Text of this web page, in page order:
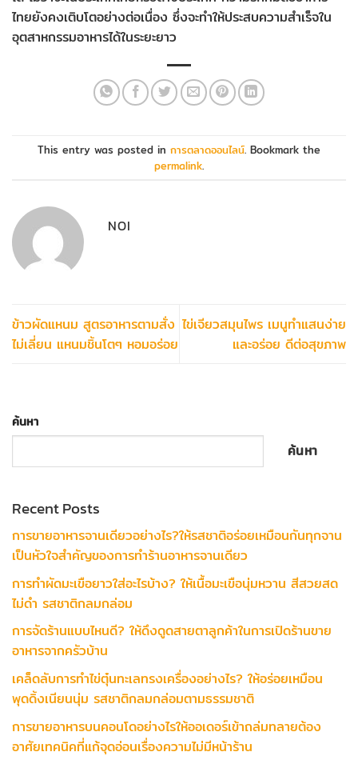
ไทยยังคงเติบโตอย่างต่อเนื่อง ซึ่งจะทำให้ประสบความสำเร็จใน
อุตสาหกรรมอาหารได้ในระยะยาว
This entry was posted in การตลาดออนไลน์. Bookmark the
permalink.
NOI
ข้าวผัดแหนม สูตรอาหารตามสั่ง
ไม่เลี่ยน แหนมชิ้นโตๆ หอมอร่อย
ไข่เจียวสมุนไพร เมนูทำแสนง่าย
และอร่อย ดีต่อสุขภาพ
ค้นหา
ค้นหา
Recent Posts
การขายอาหารจานเดียวอย่างไร?ให้รสชาติอร่อยเหมือนกันทุกจาน
เป็นหัวใจสำคัญของการทำร้านอาหารจานเดียว
การทำผัดมะเขือยาวใส่อะไรบ้าง? ให้เนื้อมะเขือนุ่มหวาน สีสวยสด
ไม่ดำ รสชาติกลมกล่อม
การจัดร้านแบบไหนดี? ให้ดึงดูดสายตาลูกค้าในการเปิดร้านขาย
อาหารจากครัวบ้าน
เคล็ดลับการทำไข่ตุ๋นทะเลทรงเครื่องอย่างไร? ให้อร่อยเหมือน
พุดดิ้งเนียนนุ่ม รสชาติกลมกล่อมตามธรรมชาติ
การขายอาหารบนคอนโดอย่างไรให้ออเดอร์เข้าถล่มทลายต้อง
อาศัยเทคนิคที่แก้จุดอ่อนเรื่องความไม่มีหน้าร้าน